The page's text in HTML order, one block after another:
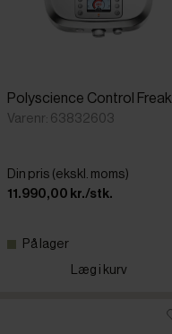
Polyscience Control Freak
Varenr: 63832603
Din pris (ekskl. moms)
11.990,00 kr./stk.
På lager
Læg i kurv